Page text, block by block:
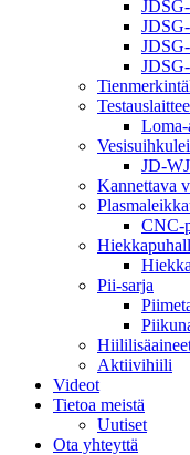
JD-
Kannettava
CNC-
Pii-sarja
Aktiivihiili
Videot
Tietoa meistä
Uutiset
Ota yhteyttä